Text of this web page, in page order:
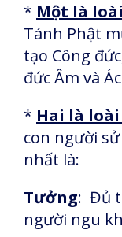
* Một là
Tánh Phật
tạo Công
đức Âm và
* Hai là
con người
nhất là:
Tưởng: Đủ
người ngu